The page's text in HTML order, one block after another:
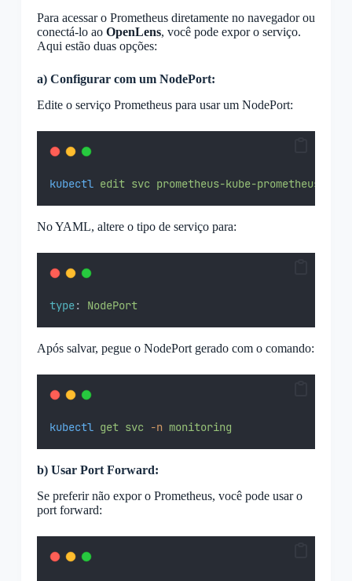
Para acessar o Prometheus diretamente no navegador ou
conectá-lo ao OpenLens, você pode expor o serviço.
Aqui estão duas opções:
a) Configurar com um NodePort:
Edite o serviço Prometheus para usar um NodePort:
kubectl edit svc prometheus-kube-prometheus-
No YAML, altere o tipo de serviço para:
type: NodePort
Após salvar, pegue o NodePort gerado com o comando:
kubectl get svc -n monitoring
b) Usar Port Forward:
Se preferir não expor o Prometheus, você pode usar o
port forward: